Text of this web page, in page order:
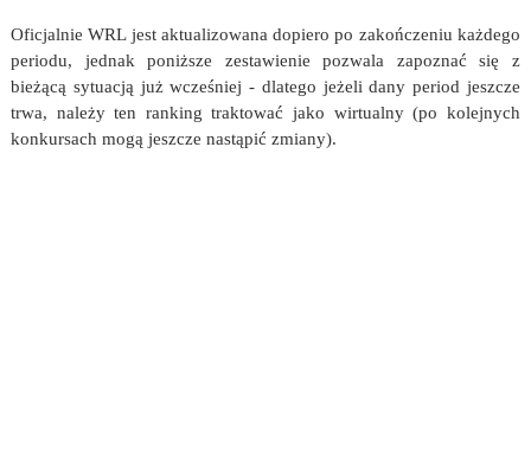
Oficjalnie WRL jest aktualizowana dopiero po zakończeniu każdego
periodu, jednak poniższe zestawienie pozwala zapoznać się z
bieżącą sytuacją już wcześniej - dlatego jeżeli dany period jeszcze
trwa, należy ten ranking traktować jako wirtualny (po kolejnych
konkursach mogą jeszcze nastąpić zmiany).